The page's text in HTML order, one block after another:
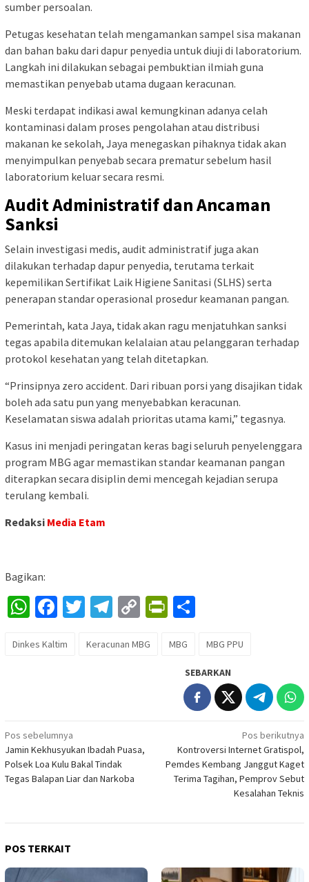
sumber persoalan.
Petugas kesehatan telah mengamankan sampel sisa makanan
dan bahan baku dari dapur penyedia untuk diuji di laboratorium.
Langkah ini dilakukan sebagai pembuktian ilmiah guna
memastikan penyebab utama dugaan keracunan.
Meski terdapat indikasi awal kemungkinan adanya celah
kontaminasi dalam proses pengolahan atau distribusi
makanan ke sekolah, Jaya menegaskan pihaknya tidak akan
menyimpulkan penyebab secara prematur sebelum hasil
laboratorium keluar secara resmi.
Audit Administratif dan Ancaman
Sanksi
Selain investigasi medis, audit administratif juga akan
dilakukan terhadap dapur penyedia, terutama terkait
kepemilikan Sertifikat Laik Higiene Sanitasi (SLHS) serta
penerapan standar operasional prosedur keamanan pangan.
Pemerintah, kata Jaya, tidak akan ragu menjatuhkan sanksi
tegas apabila ditemukan kelalaian atau pelanggaran terhadap
protokol kesehatan yang telah ditetapkan.
“Prinsipnya zero accident. Dari ribuan porsi yang disajikan tidak
boleh ada satu pun yang menyebabkan keracunan.
Keselamatan siswa adalah prioritas utama kami,” tegasnya.
Kasus ini menjadi peringatan keras bagi seluruh penyelenggara
program MBG agar memastikan standar keamanan pangan
diterapkan secara disiplin demi mencegah kejadian serupa
terulang kembali.
Redaksi Media Etam
Bagikan:
WhatsApp
Facebook
Twitter
Telegram
CopyPrintFriendly
Dinkes Kaltim Keracunan MBG MBG MBG PPU
SEBARKAN
Navigasi
pos
Pos sebelumnya
Jamin Kekhusyukan Ibadah Puasa,
Polsek Loa Kulu Bakal Tindak
Tegas Balapan Liar dan Narkoba
Pos berikutnya
Kontroversi Internet Gratispol,
Pemdes Kembang Janggut Kaget
Terima Tagihan, Pemprov Sebut
Kesalahan Teknis
POS TERKAIT